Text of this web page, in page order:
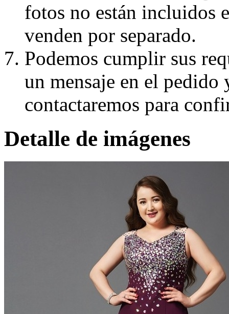
fotos no están incluidos
venden por separado.
Podemos cumplir sus
un mensaje en el pedido
contactaremos para
Detalle de imágenes